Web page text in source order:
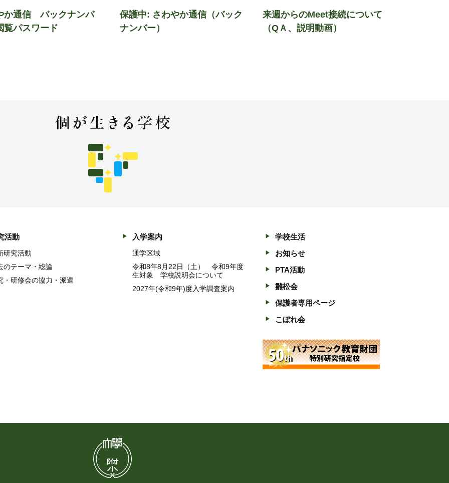
か通信 バックナンバ
パスワード
保護中: さわやか通信（バック
ナンバー）
来週からのMeet接続について
（QＡ、説明動画）
活動
研究活動
のテーマ・総論
・研修会の協力・派遣
入学案内
通学区域
令和8年8月22日（土） 令和9年度
生対象 学校説明会について
2027年(令和9年)度入学調査案内
学校生活
お知らせ
PTA活動
雛松会
保護者専用ページ
こぼれ会